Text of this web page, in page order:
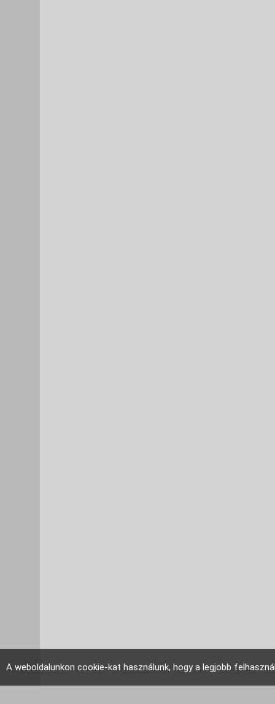
A weboldalunkon cookie-kat használunk, hogy a legjobb